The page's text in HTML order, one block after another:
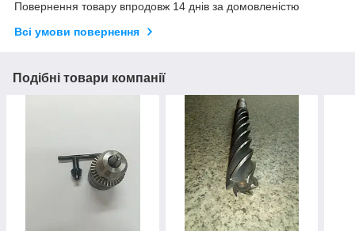
Повернення товару впродовж 14 днів за домовленістю
Всі умови повернення
Подібні товари компанії